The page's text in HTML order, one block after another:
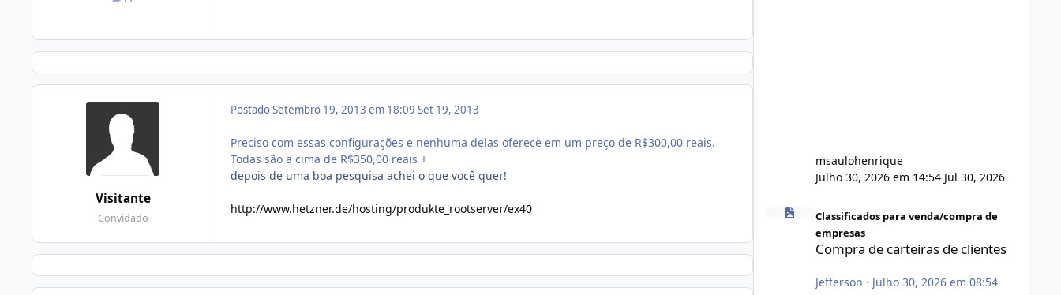
Visitante
Convidado
PostadoSetembro 19, 2013 em 18:09 Set 19, 2013
Preciso com essas configurações e nenhuma delas oferece em um preço de R$300,00 reais.
Todas são a cima de R$350,00 reais +
depois de uma boa pesquisa achei o que você quer!
http://www.hetzner.de/hosting/produkte_rootserver/ex40
msaulohenrique
Julho 30, 2026 em 14:54 Jul 30, 2026
Compra de carteiras de clientes
Classificados para venda/compra de
empresas
Compra de carteiras de clientes
Jefferson · Julho 30, 2026 em 08:54